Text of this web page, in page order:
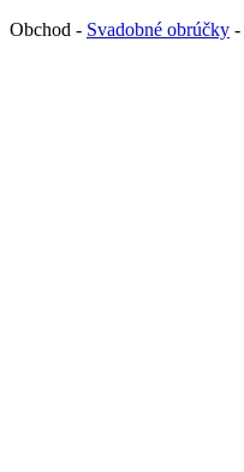
Obchod - Svadobné obrúčky -